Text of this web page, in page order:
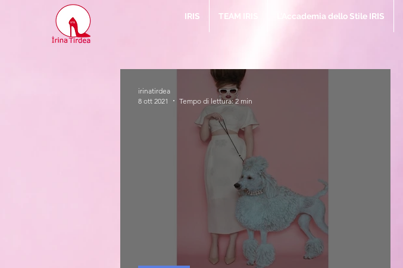
IRIS TEAM IRIS L'Accademia dello Stile IRIS
irinatirdea
8 ott 2021
Tempo di lettura: 2 min